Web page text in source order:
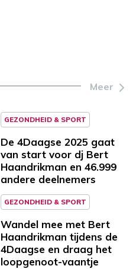
Meer
GEZONDHEID & SPORT
De 4Daagse 2025 gaat
van start voor dj Bert
Haandrikman en 46.999
andere deelnemers
GEZONDHEID & SPORT
Wandel mee met Bert
Haandrikman tijdens de
4Daagse en draag het
loopgenoot-vaantje